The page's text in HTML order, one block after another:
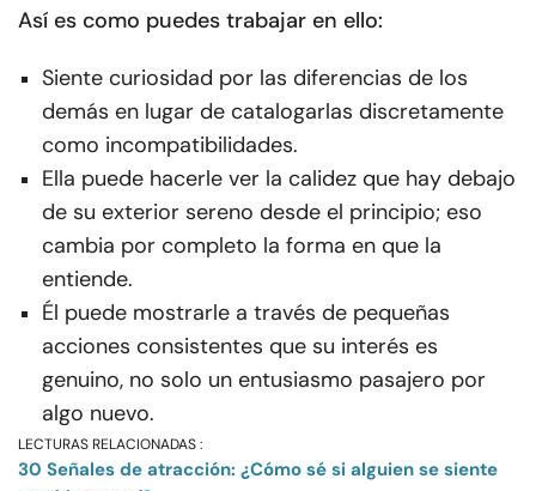
Así es como puedes trabajar en ello:
Siente curiosidad por las diferencias de los
demás en lugar de catalogarlas discretamente
como incompatibilidades.
Ella puede hacerle ver la calidez que hay debajo
de su exterior sereno desde el principio; eso
cambia por completo la forma en que la
entiende.
Él puede mostrarle a través de pequeñas
acciones consistentes que su interés es
genuino, no solo un entusiasmo pasajero por
algo nuevo.
LECTURAS RELACIONADAS :
30 Señales de atracción: ¿Cómo sé si alguien se siente